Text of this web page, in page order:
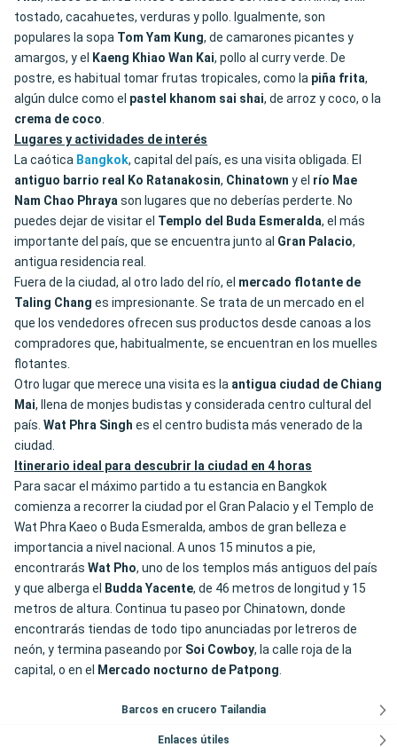
tostado, cacahuetes, verduras y pollo. Igualmente, son
populares la sopa Tom Yam Kung, de camarones picantes y
amargos, y el
Kaeng Khiao Wan Kai, pollo al curry verde. De
postre, es habitual tomar frutas tropicales, como la piña frita,
algún dulce como el pastel khanom sai shai, de arroz y coco, o la
crema de coco.
Lugares y actividades de interés
La caótica Bangkok, capital del país, es una visita obligada. El
antiguo barrio real Ko Ratanakosin, Chinatown y el río Mae
Nam Chao Phrayason lugares que no deberías perderte. No
puedes dejar de visitar el Templo del Buda Esmeralda, el más
importante del país, que se encuentra junto al Gran Palacio,
antigua residencia real.
Fuera de la ciudad, al otro lado del río, el mercado flotante de
Taling Chang es impresionante. Se trata de un mercado en el
que los vendedores ofrecen sus productos desde canoas a los
compradores que, habitualmente, se encuentran en los muelles
flotantes.
Otro lugar que merece una visita es la antigua ciudad de Chiang
Mai, llena de monjes budistas y considerada centro cultural del
país. Wat Phra Singh es el centro budista más venerado de la
ciudad.
Itinerario ideal para descubrir la ciudad en 4 horas
Para sacar el máximo partido a tu estancia en Bangkok
comienza a recorrer la ciudad por el Gran Palacio y el Templo de
Wat Phra Kaeo o Buda Esmeralda, ambos de gran belleza e
importancia a nivel nacional. A unos 15 minutos a pie,
encontrarás Wat Pho, uno de los templos más antiguos del país
y que alberga el
Budda Yacente, de 46 metros de longitud y 15
metros de altura. Continua tu paseo por Chinatown, donde
encontrarás tiendas de todo tipo anunciadas por letreros de
neón, y termina paseando por Soi Cowboy, la calle roja de la
capital, o en el
Mercado nocturno de Patpong.
Barcos en crucero Tailandia
Enlaces útiles